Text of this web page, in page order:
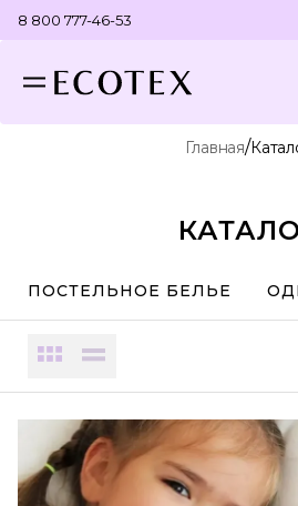
8 800 777-46-53
Главная/
ПОСТЕЛЬНОЕ БЕЛЬЕ